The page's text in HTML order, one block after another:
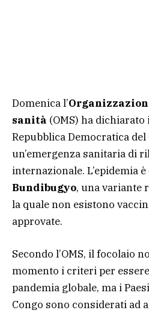
Domenica l’
sanità (OMS) ha
Repubblica Democratica del
un’emergenza sanitaria di
internazionale. L’epidemia
Bundibugyo, una variante
la quale non esistono
approvate.
Secondo l’OMS, il focolaio
momento i criteri per
pandemia globale, ma i
Congo sono considerati ad